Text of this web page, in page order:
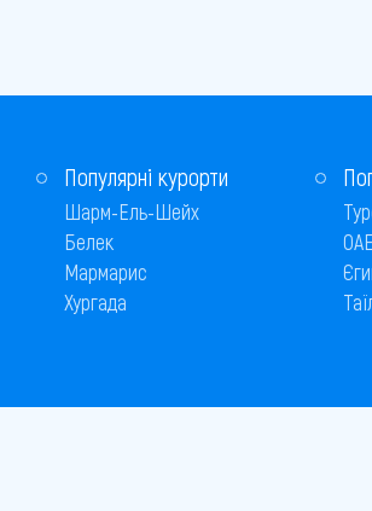
Популярні курорти
Шарм-Ель-Шейх
Белек
Мармарис
Хургада
ОАЕ